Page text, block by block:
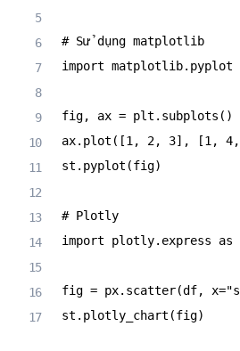
# Sử dụng matplotlib
import matplotlib. pyplot
fig, ax = plt . subplots ( )
ax. plot ( [1, 2, 3] , [1, 4,
st . pyplot (fig)
# Plotly
import plotly. express as
fig = px. scatter(df, x=
st . plotly_chart (fig)